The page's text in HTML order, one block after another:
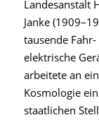
Landesanstalt
Janke
tausende
elektrische
arbeitete an
Kosmologie
staatlichen